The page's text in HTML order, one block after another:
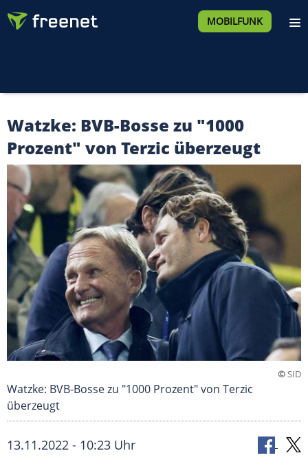
MOBILFUNK
Watzke: BVB-Bosse zu "1000
Prozent" von Terzic überzeugt
©SID
Watzke: BVB-Bosse zu "1000 Prozent" von Terzic
überzeugt
13.11.2022 - 10:23 Uhr